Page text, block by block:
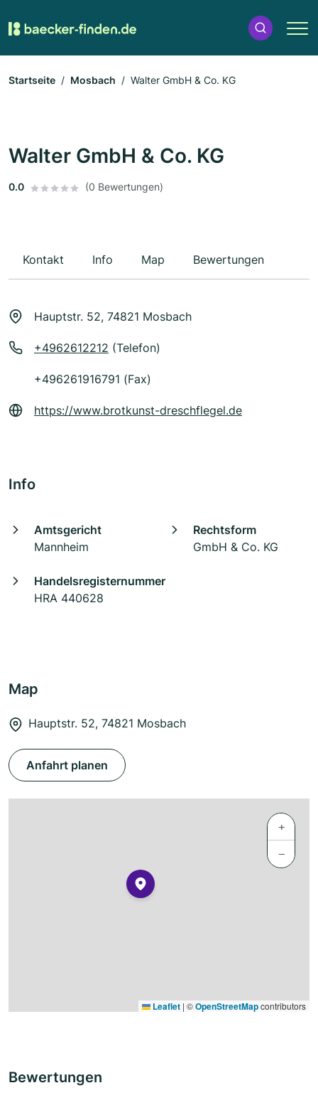
Startseite Mosbach Walter GmbH & Co. KG
Walter GmbH & Co. KG
0.0 (0 Bewertungen)
Kontakt Info Map Bewertungen
Hauptstr. 52, 74821 Mosbach
+4962612212 (Telefon)
+496261916791 (Fax)
https://www.brotkunst-dreschflegel.de
Info
Amtsgericht
Mannheim
Rechtsform
GmbH & Co. KG
Handelsregisternummer
HRA 440628
Map
Hauptstr. 52, 74821 Mosbach
Anfahrt planen
+
−
Leaflet | ©OpenStreetMapcontributors
Bewertungen